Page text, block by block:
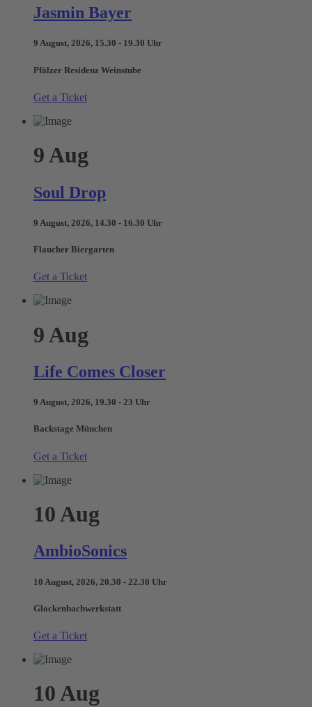
Jasmin Bayer
9 August, 2026, 15.30 - 19.30 Uhr
Pfälzer Residenz Weinstube
Get a Ticket
9 Aug
Soul Drop
9 August, 2026, 14.30 - 16.30 Uhr
Flaucher Biergarten
Get a Ticket
9 Aug
Life Comes Closer
9 August, 2026, 19.30 - 23 Uhr
Backstage München
Get a Ticket
10 Aug
AmbioSonics
10 August, 2026, 20.30 - 22.30 Uhr
Glockenbachwerkstatt
Get a Ticket
10Aug